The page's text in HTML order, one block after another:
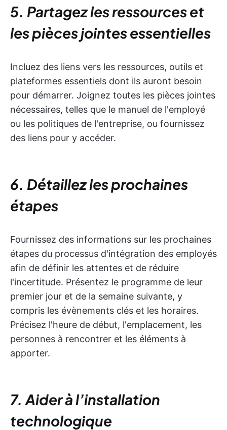
5. Partagez les ressources et
les pièces jointes essentielles
Incluez des liens vers les ressources, outils et
plateformes essentiels dont ils auront besoin
pour démarrer. Joignez toutes les pièces jointes
nécessaires, telles que le manuel de l'employé
ou les politiques de l'entreprise, ou fournissez
des liens pour y accéder.
6. Détaillez les prochaines
étapes
Fournissez des informations sur les prochaines
étapes du processus d'intégration des employés
afin de définir les attentes et de réduire
l'incertitude. Présentez le programme de leur
premier jour et de la semaine suivante, y
compris les évènements clés et les horaires.
Précisez l'heure de début, l'emplacement, les
personnes à rencontrer et les éléments à
apporter.
7. Aider à l’installation
technologique